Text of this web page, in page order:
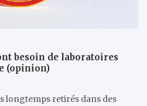
besoin de laboratoires
(opinion)
longtemps retirés dans des